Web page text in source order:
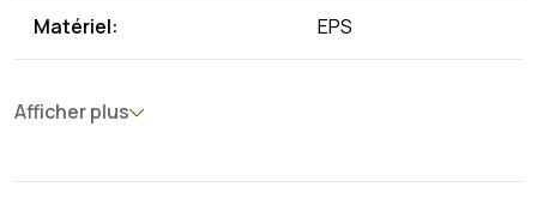
Matériel: EPS
Afficher plus